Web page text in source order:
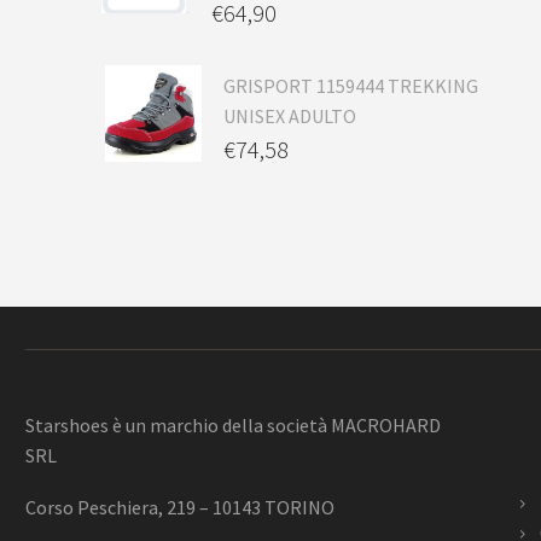
€64,90
GRISPORT 1159444 TREKKING
UNISEX ADULTO
€74,58
Starshoes è un marchio della società MACROHARD
SRL
Corso Peschiera, 219 – 10143 TORINO